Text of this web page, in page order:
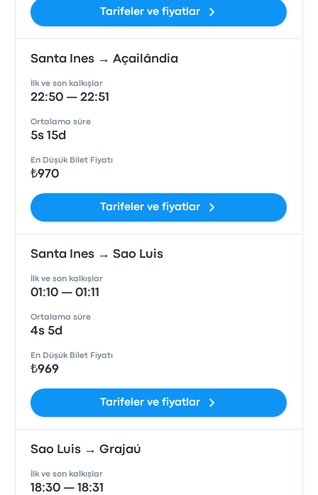
Tarifeler ve fiyatlar
Santa Ines → Açailândia
İlk ve son kalkışlar
22:50 — 22:51
Ortalama süre
5s 15d
En Düşük Bilet Fiyatı
₺970
Tarifeler ve fiyatlar
Santa Ines → Sao Luis
İlk ve son kalkışlar
01:10 — 01:11
Ortalama süre
4s 5d
En Düşük Bilet Fiyatı
₺969
Tarifeler ve fiyatlar
Sao Luis → Grajaú
İlk ve son kalkışlar
18:30 — 18:31